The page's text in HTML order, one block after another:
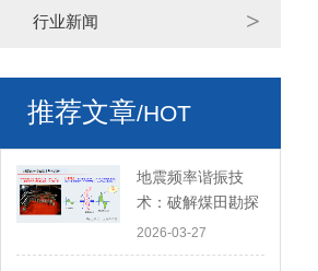
行业新闻
推荐文章/HOT
地震频率谐振技
术：破解煤田勘探
难题，开启地下探
测新路径
2026-03-27